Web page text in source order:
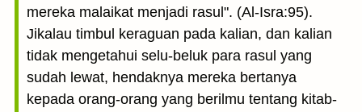
mereka malaikat menjadi rasul". (Al-Isra:95).
Jikalau timbul keraguan pada kalian, dan kalian
tidak mengetahui selu-beluk para rasul yang
sudah lewat, hendaknya mereka bertanya
kepada orang-orang yang berilmu tentang kitab-